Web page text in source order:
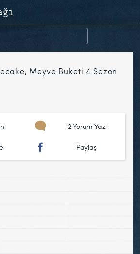
Meyve Buketi 4.Sezon
2 Yorum Yaz
Paylaş